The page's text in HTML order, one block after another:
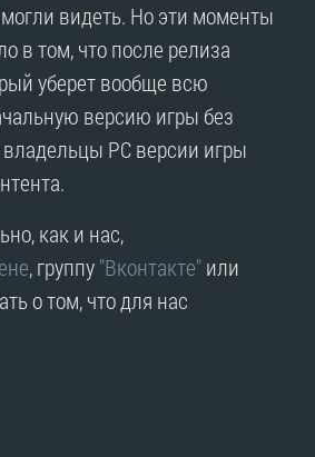
видеть. Но эти моменты
в том, что после релиза
уберет вообще всю
версию игры без
PC версии игры
как и нас,
, группу"Вконтакте"или
о том, что для нас